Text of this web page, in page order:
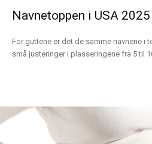
Navnetoppen i USA 2025
For guttene er det de samme navnene i
små justeringer i plasseringene fra 5 til